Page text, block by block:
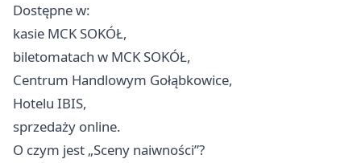
Dostępne w:
kasie MCK SOKÓŁ,
biletomatach w MCK SOKÓŁ,
Centrum Handlowym Gołąbkowice,
Hotelu IBIS,
sprzedaży online.
O czym jest „Sceny naiwności”?